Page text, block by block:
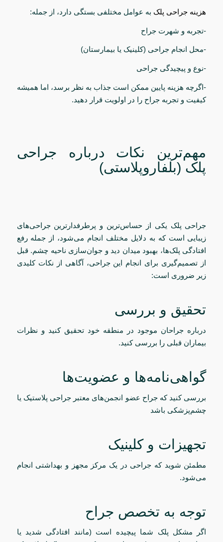
هزینه جراحی پلک به عوامل مختلفی بستگی دارد، از جمله:
-تجربه و شهرت جراح
-محل انجام جراحی (کلینیک یا بیمارستان)
-نوع و پیچیدگی جراحی
-اگرچه هزینه پایین ممکن است جذاب به نظر برسد، اما همیشه
کیفیت و تجربه جراح را در اولویت قرار دهید.
مهم‌ترین نکات درباره جراحی
پلک (بلفاروپلاستی)
جراحی پلک یکی از حساس‌ترین و پرطرفدارترین جراحی‌های
زیبایی است که به دلایل مختلف انجام می‌شود، از جمله رفع
افتادگی پلک‌ها، بهبود میدان دید و جوان‌سازی ناحیه چشم. قبل
از تصمیم‌گیری برای انجام این جراحی، آگاهی از نکات کلیدی
زیر ضروری است:
تحقیق و بررسی
درباره جراحان موجود در منطقه خود تحقیق کنید و نظرات
بیماران قبلی را بررسی کنید.
گواهی‌نامه‌ها و عضویت‌ها
بررسی کنید که جراح عضو انجمن‌های معتبر جراحی پلاستیک یا
چشم‌پزشکی باشد
تجهیزات و کلینیک
مطمئن شوید که جراحی در یک مرکز مجهز و بهداشتی انجام
می‌شود.
توجه به تخصص جراح
اگر مشکل پلک شما پیچیده است (مانند افتادگی شدید یا